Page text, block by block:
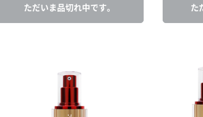
ただいま品切れ中です。 た